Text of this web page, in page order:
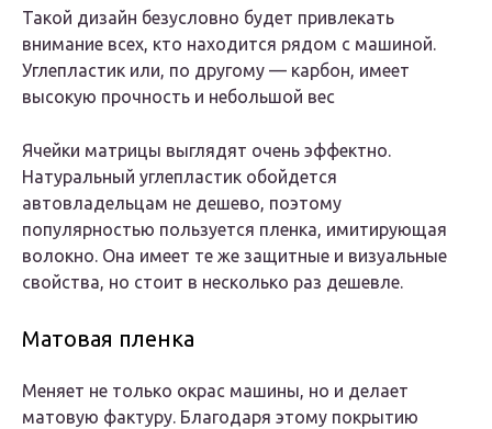
Такой дизайн безусловно будет привлекать
внимание всех, кто находится рядом с машиной.
Углепластик или, по другому — карбон, имеет
высокую прочность и небольшой вес
Ячейки матрицы выглядят очень эффектно.
Натуральный углепластик обойдется
автовладельцам не дешево, поэтому
популярностью пользуется пленка, имитирующая
волокно. Она имеет те же защитные и визуальные
свойства, но стоит в несколько раз дешевле.
Матовая пленка
Меняет не только окрас машины, но и делает
матовую фактуру. Благодаря этому покрытию